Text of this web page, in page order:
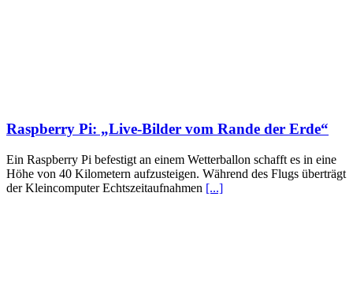
Raspberry Pi: „Live-Bilder vom Rande der Erde“
Ein Raspberry Pi befestigt an einem Wetterballon schafft es in eine
Höhe von 40 Kilometern aufzusteigen. Während des Flugs überträgt
der Kleincomputer Echtszeitaufnahmen [...]